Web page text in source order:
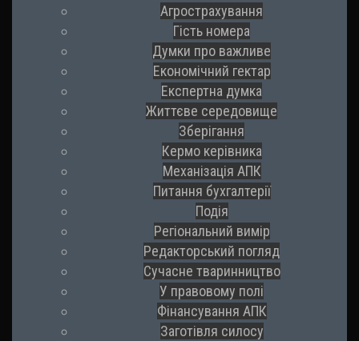
Агрострахування
Гість номера
Думки про важливе
Економічний гектар
Експертна думка
Життєве середовище
Зберігання
Кермо керівника
Механізація АПК
Питання бухгалтерії
Подія
Регіональний вимір
Редакторський погляд
Сучасне тваринництво
У правовому полі
Фінансування АПК
Заготівля силосу